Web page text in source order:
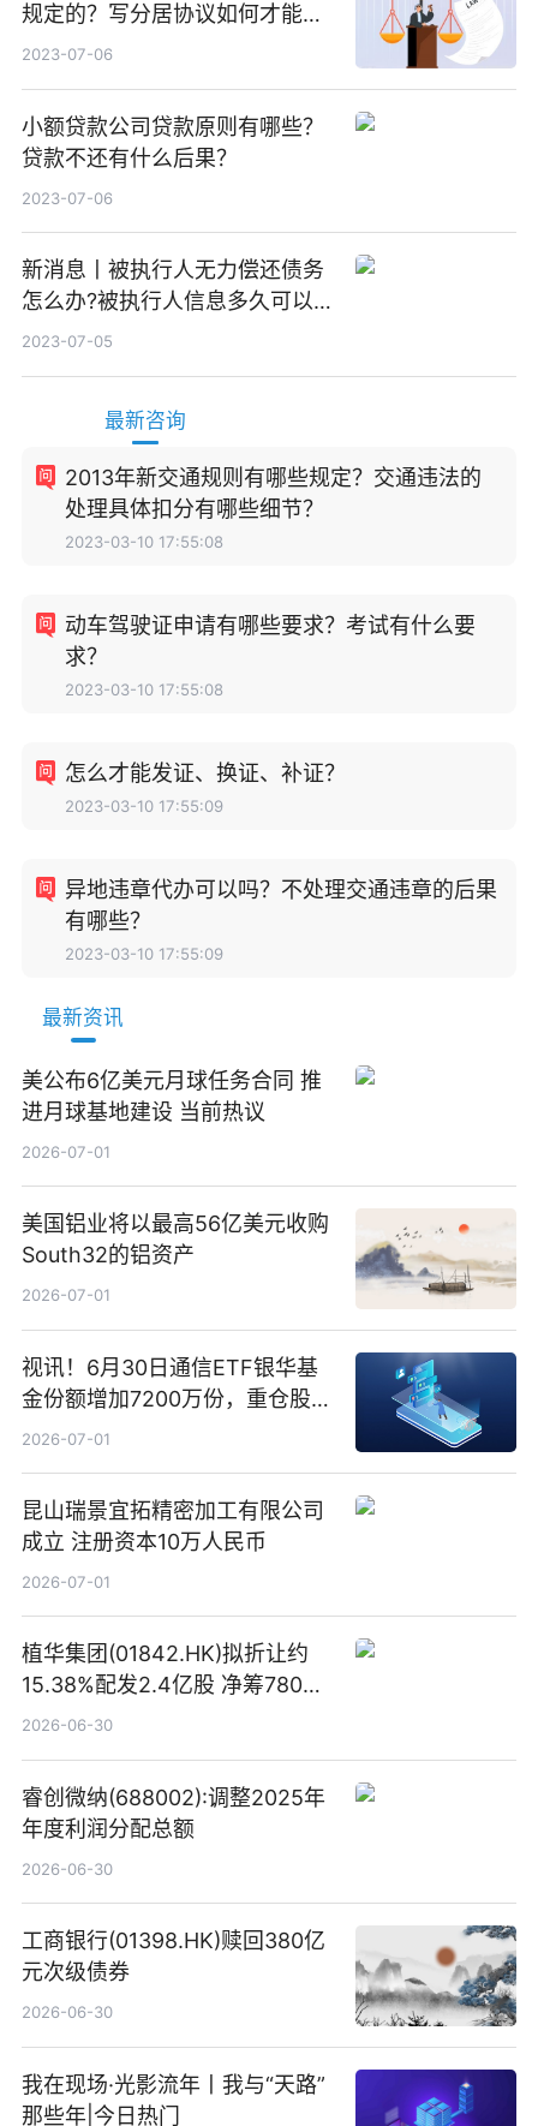
规定的？写分居协议如何才能有
效？
2023-07-06
小额贷款公司贷款原则有哪些？
贷款不还有什么后果？
2023-07-06
新消息丨被执行人无力偿还债务
怎么办?被执行人信息多久可以
消除?
2023-07-05
最新咨询
2013年新交通规则有哪些规定？交通违法的
处理具体扣分有哪些细节？
2023-03-10 17:55:08
动车驾驶证申请有哪些要求？考试有什么要
求？
2023-03-10 17:55:08
怎么才能发证、换证、补证？
2023-03-10 17:55:09
异地违章代办可以吗？不处理交通违章的后果
有哪些？
2023-03-10 17:55:09
最新资讯
美公布6亿美元月球任务合同 推
进月球基地建设 当前热议
2026-07-01
美国铝业将以最高56亿美元收购
South32的铝资产
2026-07-01
视讯！6月30日通信ETF银华基
金份额增加7200万份，重仓股新
易盛、中际旭创、立讯精密
2026-07-01
昆山瑞景宜拓精密加工有限公司
成立 注册资本10万人民币
2026-07-01
植华集团(01842.HK)拟折让约
15.38%配发2.4亿股 净筹780万
港元
2026-06-30
睿创微纳(688002):调整2025年
年度利润分配总额
2026-06-30
工商银行(01398.HK)赎回380亿
元次级债券
2026-06-30
我在现场·光影流年丨我与“天路”
那些年|今日热门